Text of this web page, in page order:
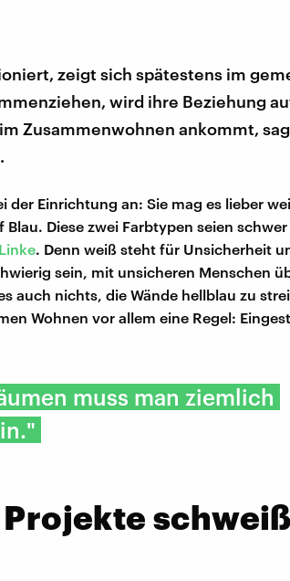
zeigt sich spätestens im
wird ihre Beziehung
Zusammenwohnen ankommt,
der Einrichtung an: Sie mag es lieber
Diese zwei Farbtypen seien
. Denn weiß steht für Unsicherheit
sein, mit unsicheren Menschen
auch nichts, die Wände hellblau zu
Wohnen vor allem eine Regel:
muss man ziemlich